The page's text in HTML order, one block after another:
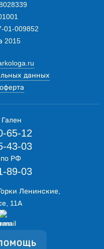
65-12
43-03
по РФ
89-03
Ленинские,
11А
01-009852
2015
данных